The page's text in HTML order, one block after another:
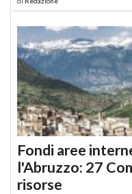
Fondi aree
l'Abruzzo: 27
risorse